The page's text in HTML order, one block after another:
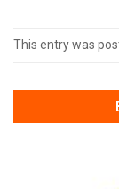
This entry was